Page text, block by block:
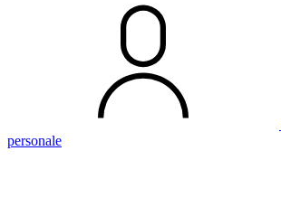
personale